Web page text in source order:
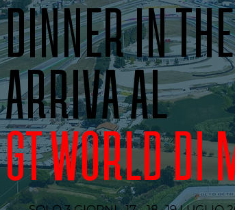
DINNER IN
ARRIVA AL
GT WORLD DI